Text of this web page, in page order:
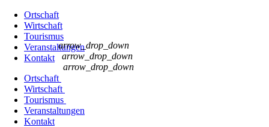
Ortschaft
Wirtschaft
Tourismus
Veranstaltungen
Kontakt
Ortschaft
arrow_drop_down
Wirtschaft
arrow_drop_down
Tourismus
arrow_drop_down
Veranstaltungen
Kontakt